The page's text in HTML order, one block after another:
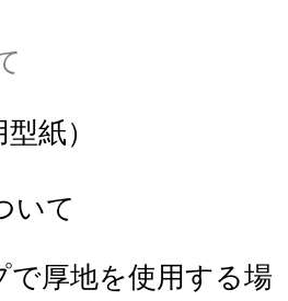
紙）
いて
で厚地を使用する場